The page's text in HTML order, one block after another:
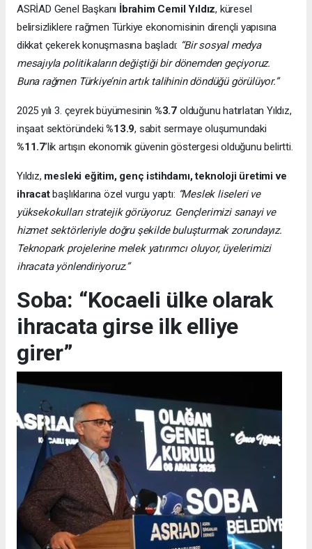
ASRİAD Genel Başkanı İbrahim Cemil Yıldız, küresel
belirsizliklere rağmen Türkiye ekonomisinin dirençli yapısına
dikkat çekerek konuşmasına başladı: “Bir sosyal medya
mesajıyla politikaların değiştiği bir dönemden geçiyoruz.
Buna rağmen Türkiye’nin artık talihinin döndüğü görülüyor.”
2025 yılı 3. çeyrek büyümesinin %3.7 olduğunu hatırlatan Yıldız,
inşaat sektöründeki%13.9, sabit sermaye oluşumundaki
%11.7’lik artışın ekonomik güvenin göstergesi olduğunu belirtti.
Yıldız, mesleki eğitim, genç istihdamı, teknoloji üretimi ve
ihracatbaşlıklarına özel vurgu yaptı: “Meslek liseleri ve
yüksekokulları stratejik görüyoruz. Gençlerimizi sanayi ve
hizmet sektörleriyle doğru şekilde buluşturmak zorundayız.
Teknopark projelerine melek yatırımcı oluyor, üyelerimizi
ihracata yönlendiriyoruz.”
Soba: “Kocaeli ülke olarak
ihracata girse ilk elliye
girer”